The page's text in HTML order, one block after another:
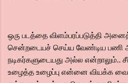
ஒரு படத்தை விளம்பரப்படுத்தி
சென்றடையச் செய்ய வேண்டிய பணி
நடிகர்களுடையது அல்ல என்றாலும்..
உழைத்த உழைப்பு என்னை வியக்க